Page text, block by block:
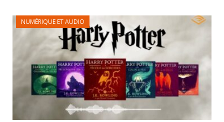
NUMÉRIQUE ET AUDIO